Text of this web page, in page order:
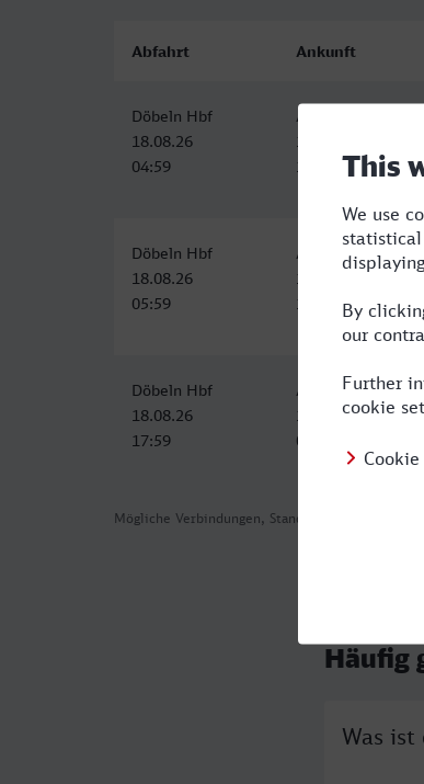
Mögliche Verbindungen, Stand: 2026-08-04 08:03
Abfahrt Ankunft
Döbeln Hbf
18.08.26
04:59
Arnsberg (Westf)
18.08.26
11:31
Döbeln Hbf
18.08.26
05:59
Arnsberg (Westf)
18.08.26
13:31
Döbeln Hbf
18.08.26
17:59
Arnsberg (Westf)
19.08.26
06:31
Häufig
Was ist